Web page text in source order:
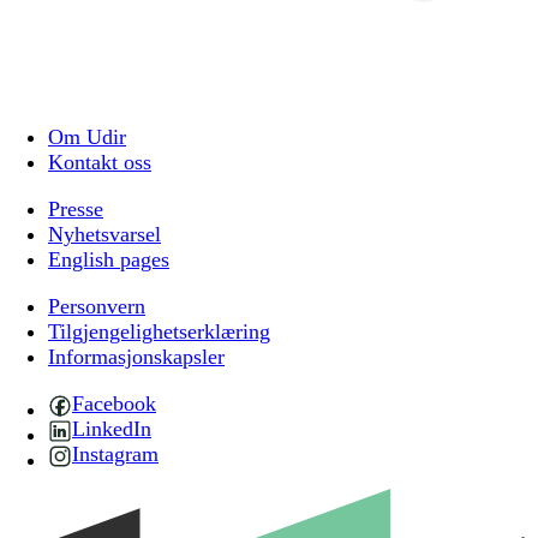
Om Udir
Kontakt oss
Presse
Nyhetsvarsel
English pages
Personvern
Tilgjengelighetserklæring
Informasjonskapsler
Facebook
LinkedIn
Instagram